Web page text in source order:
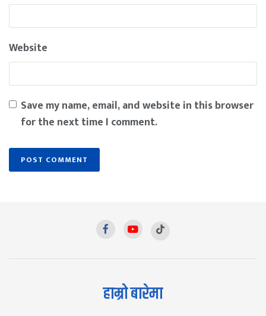
Website
Save my name, email, and website in this browser
for the next time I comment.
हाम्रो बारेमा